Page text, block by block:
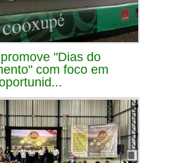
"Dias do
com foco em